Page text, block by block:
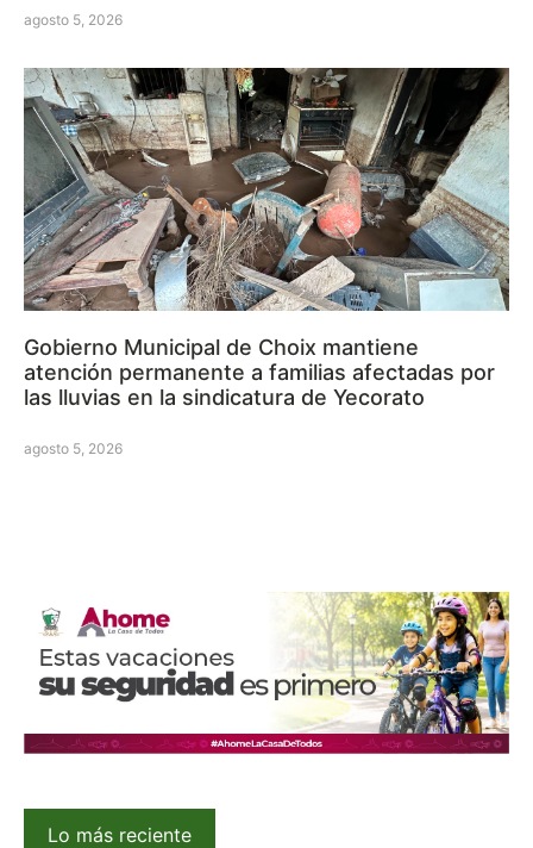
agosto 5, 2026
Gobierno Municipal de Choix mantiene
atención permanente a familias afectadas por
las lluvias en la sindicatura de Yecorato
agosto 5, 2026
Lo más reciente